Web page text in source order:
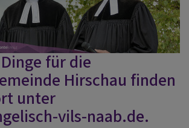
für die
Hirschau finden
unter
vils-naab.de.